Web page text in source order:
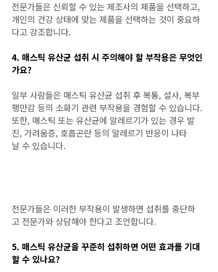
전문가들은 신뢰할 수 있는 제조사의 제품을 선택하고,
개인의 건강 상태에 맞는 제품을 선택하는 것이 중요하
다고 강조합니다.
4. 매스틱 유산균 섭취 시 주의해야 할 부작용은 무엇인
가요?
일부 사람들은 매스틱 유산균 섭취 후 복통, 설사, 복부
팽만감 등의 소화기 관련 부작용을 경험할 수 있습니다.
또한, 매스틱 또는 유산균에 알레르기가 있는 경우 발
진, 가려움증, 호흡곤란 등의 알레르기 반응이 나타
날 수 있습니다.
전문가들은 이러한 부작용이 발생하면 섭취를 중단하
고 전문가와 상담해야 한다고 조언합니다.
5. 매스틱 유산균을 꾸준히 섭취하면 어떤 효과를 기대
할 수 있나요?